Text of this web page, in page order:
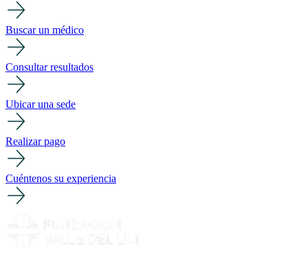
Buscar un médico
Consultar resultados
Ubicar una sede
Realizar pago
Cuéntenos su experiencia